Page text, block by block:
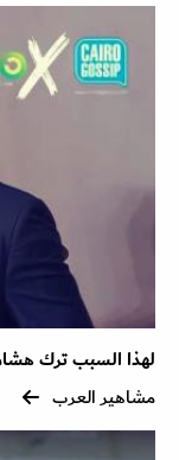
لهذا السبب ترك
مشاهير العرب